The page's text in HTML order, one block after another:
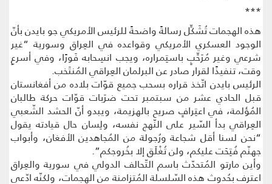
***
هذه الهجمات تُشَكِّل رسالةً واضحةً للرئيس الأمريكي جو بايدن بأنّ
الوجود العسكري الأمريكي وقواعده في العِراق وسورية “غير
شرعي وغير مُرَحِّبٍ باستِمراره، ويجب انسِحابه فَورًا، وفي أسرعِ
وقت، تنفيذًا لقرار صادر عن البرلمان العِراقي المُنتَخب.
الرئيس بايدن اتّخذ قراره بسحب جميع قوّات بلاده من أفغانستان
قبل الحادي عشر من سبتمبر تحت ضرَبات قوّات حركة طالبان
المُؤلمة، في اعتِرافٍ صريح بالهزيمة، ويبدو أنّ الحشد الشّعبي
العِراقي بدأ السّير على النّهج نفسه، ولِسان حال قيادته يقول
“نحن لسنا أقل شجاعة ورُجولة من المُجاهدين الأفغان، وأبواب
جهنّم فُتِحَت عليكم، ولن تُغْلَق إلا بخُروجكم”.
وأين مارتو المُتحدّث باسم التّحالف الدولي في سورية والعِراق
اعترف بحُدوث هذه السّلسلة المُتزامنة من الهجمات، ولكنّه ادّعى